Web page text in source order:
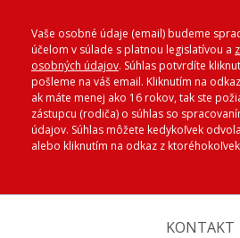
Vaše osobné údaje (email) budeme
účelom v súlade s platnou legislatívou a
osobných údajov. Súhlas potvrdíte
pošleme na váš email. Kliknutím na
ak máte menej ako 16 rokov, tak ste
zástupcu (rodiča) o súhlas so
údajov. Súhlas môžete kedykoľvek
alebo kliknutím na odkaz z
KONTAKT